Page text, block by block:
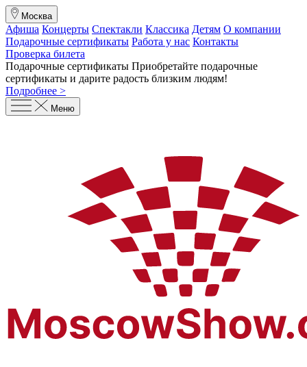
Москва
Афиша Концерты Спектакли Классика Детям О компании
Подарочные сертификаты Работа у нас Контакты
Проверка билета
Подарочные сертификаты Приобретайте подарочные
сертификаты и дарите радость близким людям!
Подробнее >
Меню